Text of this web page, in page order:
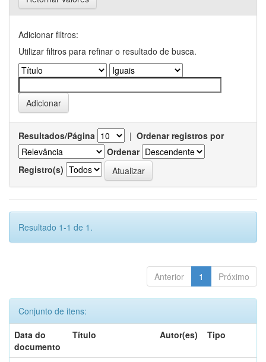
Adicionar filtros:
Utilizar filtros para refinar o resultado de busca.
Resultados/Página | Ordenar registros por
Ordenar
Registro(s)
Resultado 1-1 de 1.
Anterior 1 Próximo
Conjunto de itens:
Data do
documento
Título Autor(es) Tipo